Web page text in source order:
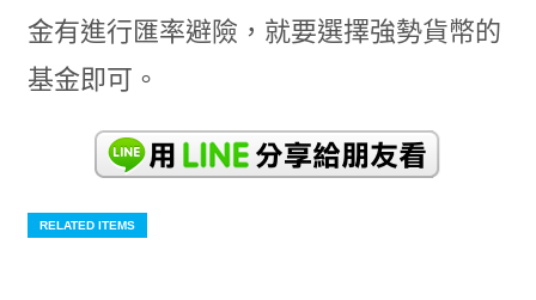
金有進行匯率避險，就要選擇強勢貨幣的
基金即可。
RELATED ITEMS